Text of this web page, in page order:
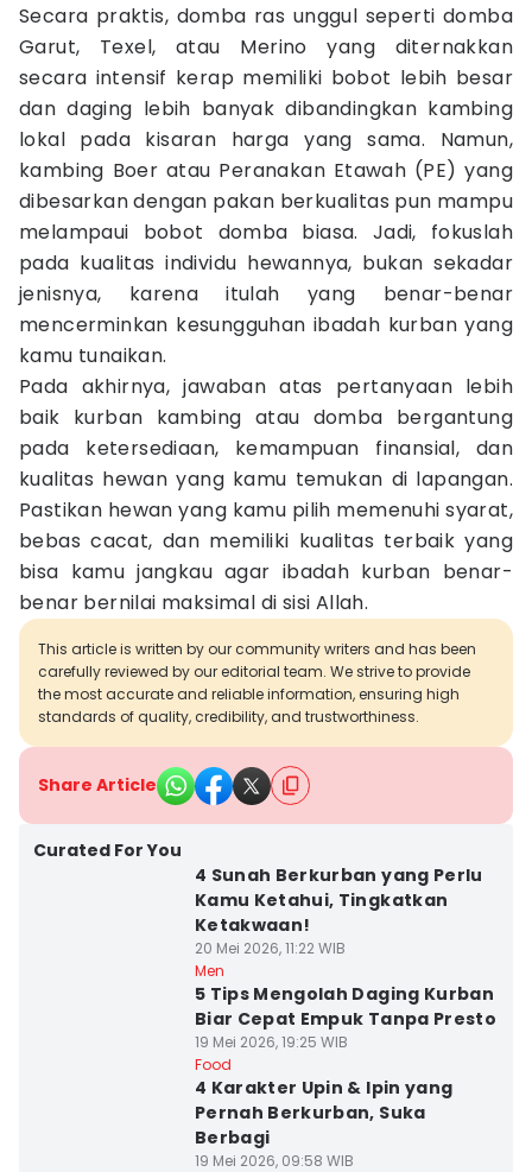
Secara praktis, domba ras unggul seperti domba
Garut, Texel, atau Merino yang diternakkan
secara intensif kerap memiliki bobot lebih besar
dan daging lebih banyak dibandingkan kambing
lokal pada kisaran harga yang sama. Namun,
kambing Boer atau Peranakan Etawah (PE) yang
dibesarkan dengan pakan berkualitas pun mampu
melampaui bobot domba biasa. Jadi, fokuslah
pada kualitas individu hewannya, bukan sekadar
jenisnya, karena itulah yang benar-benar
mencerminkan kesungguhan ibadah kurban yang
kamu tunaikan.
Pada akhirnya, jawaban atas pertanyaan lebih
baik kurban kambing atau domba bergantung
pada ketersediaan, kemampuan finansial, dan
kualitas hewan yang kamu temukan di lapangan.
Pastikan hewan yang kamu pilih memenuhi syarat,
bebas cacat, dan memiliki kualitas terbaik yang
bisa kamu jangkau agar ibadah kurban benar-
benar bernilai maksimal di sisi Allah.
This article is written by our community writers and has been
carefully reviewed by our editorial team. We strive to provide
the most accurate and reliable information, ensuring high
standards of quality, credibility, and trustworthiness.
Share Article
Curated For You
4 Sunah Berkurban yang Perlu
Kamu Ketahui, Tingkatkan
Ketakwaan!
20 Mei 2026, 11:22 WIB
Men
5 Tips Mengolah Daging Kurban
Biar Cepat Empuk Tanpa Presto
19 Mei 2026, 19:25 WIB
Food
4 Karakter Upin & Ipin yang
Pernah Berkurban, Suka
Berbagi
19 Mei 2026, 09:58 WIB